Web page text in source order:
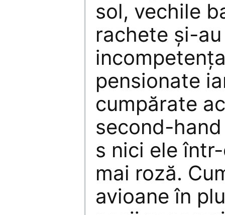
sol, vechile
rachete și-
pensionate
cumpărate
second-
s nici ele
mai roză.
avioane în